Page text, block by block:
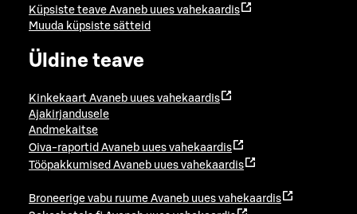
Küpsiste teave Avaneb uues vahekaardis
Muuda küpsiste sätteid
Üldine teave
Kinkekaart Avaneb uues vahekaardis
Ajakirjandusele
Andmekaitse
Oiva-raportid Avaneb uues vahekaardis
Tööpakkumised Avaneb uues vahekaardis
Broneerige vabu ruume Avaneb uues vahekaardis